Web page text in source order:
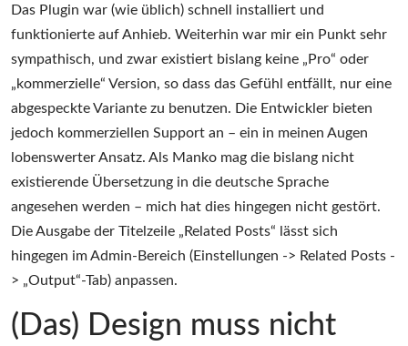
Das Plugin war (wie üblich) schnell installiert und
funktionierte auf Anhieb. Weiterhin war mir ein Punkt sehr
sympathisch, und zwar existiert bislang keine „Pro“ oder
„kommerzielle“ Version, so dass das Gefühl entfällt, nur eine
abgespeckte Variante zu benutzen. Die Entwickler bieten
jedoch kommerziellen Support an – ein in meinen Augen
lobenswerter Ansatz. Als Manko mag die bislang nicht
existierende Übersetzung in die deutsche Sprache
angesehen werden – mich hat dies hingegen nicht gestört.
Die Ausgabe der Titelzeile „Related Posts“ lässt sich
hingegen im Admin-Bereich (Einstellungen -> Related Posts -
> „Output“-Tab) anpassen.
(Das) Design muss nicht